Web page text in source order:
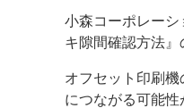
特集・デジタル印
案内
発刊案内
小森コーポレー
キ隙間確認方法』
オフセット印刷
につながる可能